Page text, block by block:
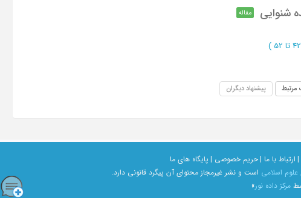
شنوایی مقاله
)
مرتبط پیشنهاد دیگران
| ارتباط با ما |حریم خصوصی | پایگاه های ما
علوم اسلامی است و نشر غیرمجاز محتوای آن پیگرد قانونی دارد.
مرکز داده نور»